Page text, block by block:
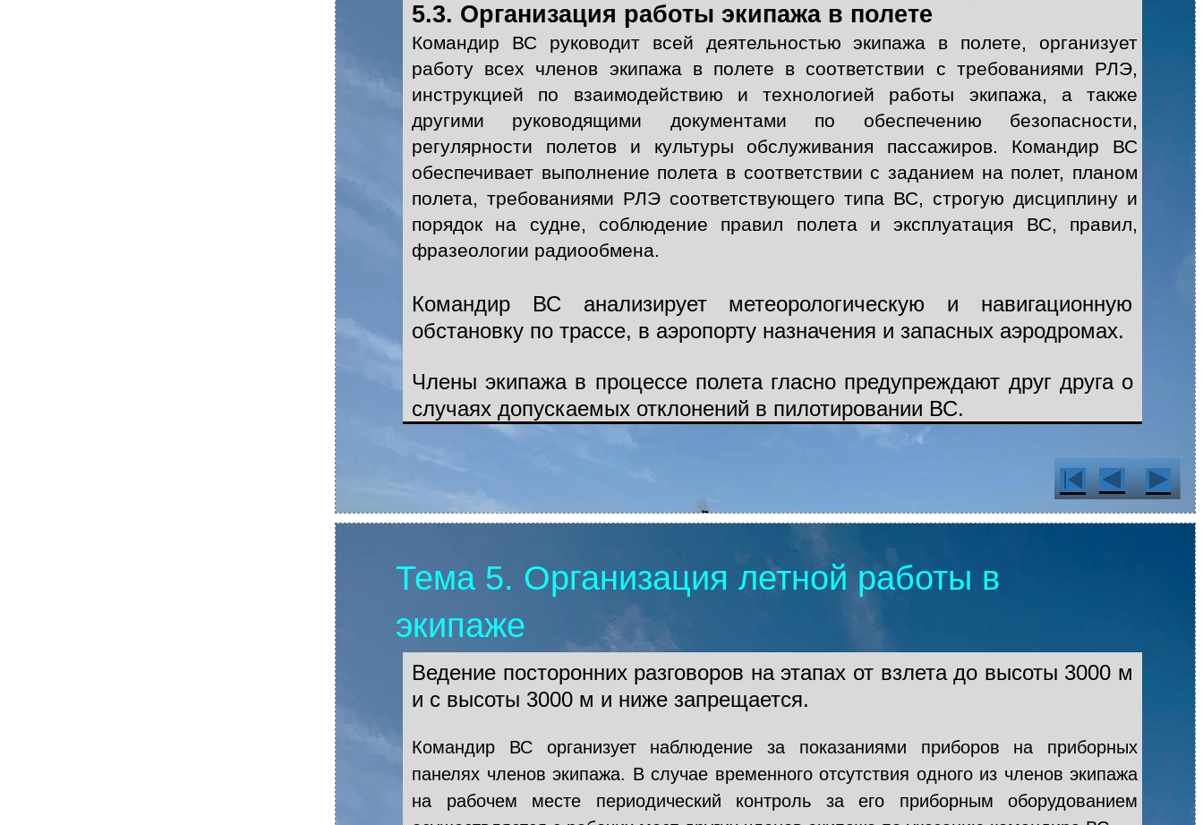
5.3. Организация работы экипажа в полете
Командир ВС руководит всей деятельностью экипажа в полете, организует
работу всех членов экипажа в полете в соответствии с требованиями РЛЭ,
инструкцией по взаимодействию и технологией работы экипажа, а также
другими руководящими документами по обеспечению безопасности,
регулярности полетов и культуры обслуживания пассажиров. Командир ВС
обеспечивает выполнение полета в соответствии с заданием на полет, планом
полета, требованиями РЛЭ соответствующего типа ВС, строгую дисциплину и
порядок на судне, соблюдение правил полета и эксплуатация ВС, правил,
фразеологии радиообмена.
Командир ВС анализирует метеорологическую и навигационную
обстановку по трассе, в аэропорту назначения и запасных аэродромах.
Члены экипажа в процессе полета гласно предупреждают друг друга о
случаях допускаемых отклонений в пилотировании ВС.
Тема 5. Организация летной работы в
экипаже
Ведение посторонних разговоров на этапах от взлета до высоты 3000 м
и с высоты 3000 м и ниже запрещается.
Командир ВС организует наблюдение за показаниями приборов на приборных
панелях членов экипажа. В случае временного отсутствия одного из членов экипажа
на рабочем месте периодический контроль за его приборным оборудованием